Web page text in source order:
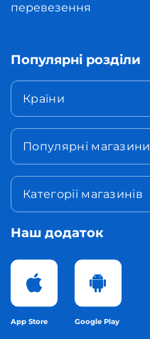
перевезення
Популярні розділи
Країни
Популярні магазини
Категорії магазинів
Наш додаток
App Store Google Play